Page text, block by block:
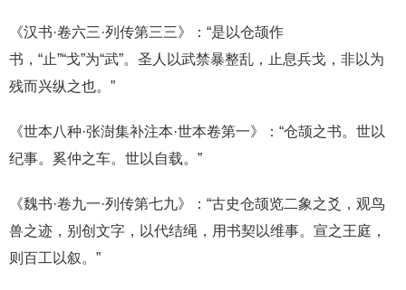
《汉书·卷六三·列传第三三》：“是以仓颉作
书，“止”“戈”为“武”。圣人以武禁暴整乱，止息兵戈，非以为
残而兴纵之也。”
《世本八种·张澍集补注本·世本卷第一》：“仓颉之书。世以
纪事。奚仲之车。世以自载。”
《魏书·卷九一·列传第七九》：“古史仓颉览二象之爻，观鸟
兽之迹，别创文字，以代结绳，用书契以维事。宣之王庭，
则百工以叙。”